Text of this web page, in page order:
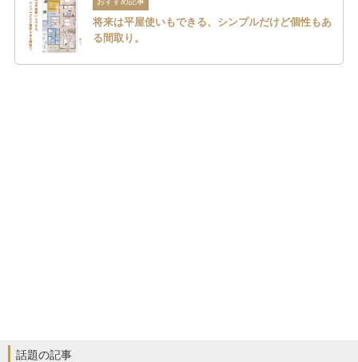
将来は平屋使いもできる、シンプルだけど個性もあ
る間取り。
話題の記事